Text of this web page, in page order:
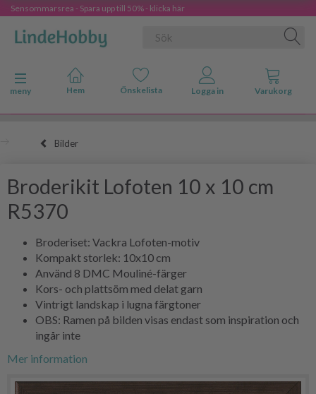
Sensommarsrea - Spara upp till 50% - klicka här
Ändra navigering
meny
Bilder
Broderikit Lofoten 10 x 10 cm
R5370
Broderiset: Vackra Lofoten-motiv
Kompakt storlek: 10x10 cm
Använd 8 DMC Mouliné-färger
Kors- och plattsöm med delat garn
Vintrigt landskap i lugna färgtoner
OBS: Ramen på bilden visas endast som inspiration och
ingår inte
Mer information